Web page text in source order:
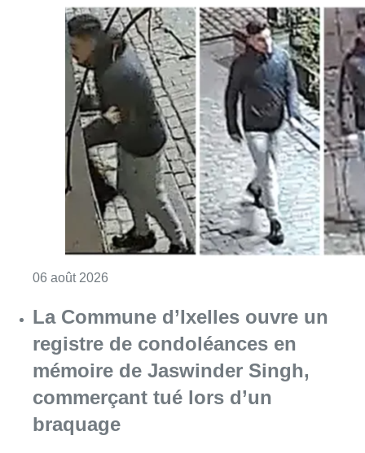
06 août 2026
La Commune d’Ixelles ouvre un
registre de condoléances en
mémoire de Jaswinder Singh,
commerçant tué lors d’un
braquage